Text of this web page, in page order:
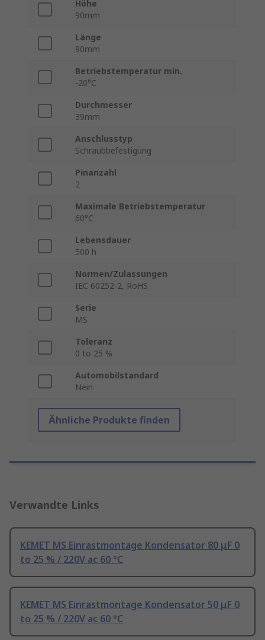
Höhe
90mm
Länge
90mm
Betriebstemperatur min.
-20°C
Durchmesser
39mm
Anschlusstyp
Schraubbefestigung
Pinanzahl
2
Maximale Betriebstemperatur
60°C
Lebensdauer
500 h
Normen/Zulassungen
IEC 60252-2, RoHS
Serie
MS
Toleranz
0 to 25 %
Automobilstandard
Nein
Ähnliche Produkte finden
Verwandte Links
KEMET MS Einrastmontage Kondensator 80 μF 0
to 25 % / 220V ac 60 °C
KEMET MS Einrastmontage Kondensator 50 μF 0
to 25 % / 220V ac 60 °C